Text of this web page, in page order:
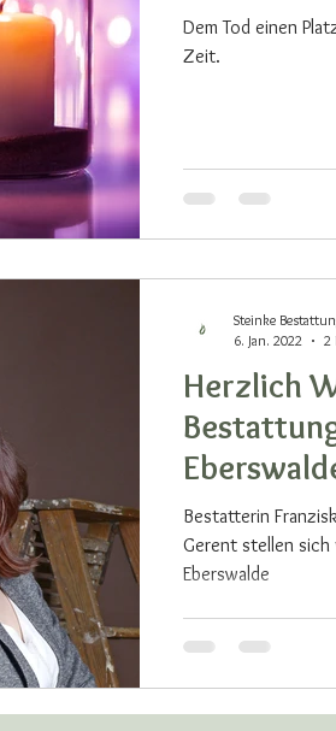
Dem Tod einen
Zeit.
Herzlich
Bestatterin
Gerent stellen
Eberswalde
Steinke
6. Jan. 2022
2